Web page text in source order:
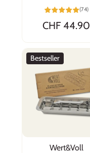
(74)
CHF 44.90
Bestseller
Wert&Voll